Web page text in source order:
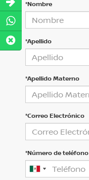
*Nombre
*Apellido
*Apellido Materno
*Correo Electrónico
*Número de teléfono